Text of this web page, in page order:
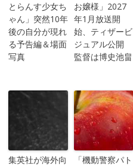
とらんす少女ち
ゃん」突然10年
後の自分が現れ
る予告編＆場面
写真
お嬢様」2027
年1月放送開
始、ティザービ
ジュアル公開
監督は博史池畠
集英社が海外向
「機動警察パト